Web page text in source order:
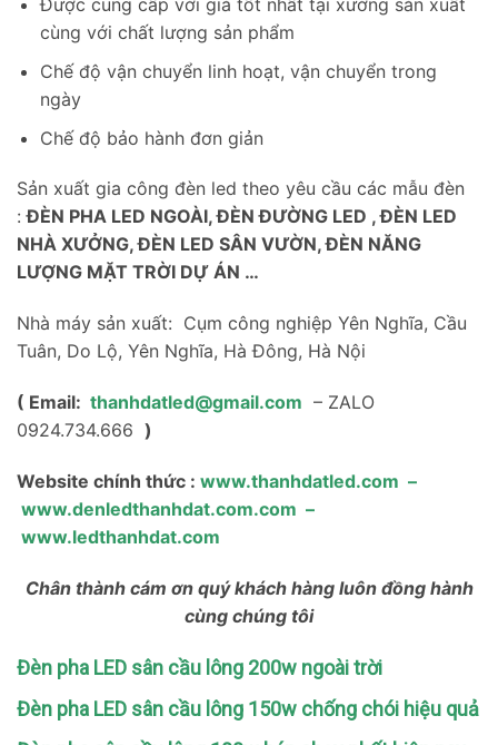
Được cung cấp với giá tốt nhất tại xưởng sản xuất
cùng với chất lượng sản phẩm
Chế độ vận chuyển linh hoạt, vận chuyển trong
ngày
Chế độ bảo hành đơn giản
Sản xuất gia công đèn led theo yêu cầu các mẫu đèn
:ĐÈN PHA LED NGOÀI, ĐÈN ĐƯỜNG LED , ĐÈN LED
NHÀ XƯỞNG, ĐÈN LED SÂN VƯỜN, ĐÈN NĂNG
LƯỢNG MẶT TRỜI DỰ ÁN …
Nhà máy sản xuất: Cụm công nghiệp Yên Nghĩa, Cầu
Tuân, Do Lộ, Yên Nghĩa, Hà Đông, Hà Nội
( Email: thanhdatled@gmail.com – ZALO
0924.734.666 )
Website chính thức : www.thanhdatled.com –
www.denledthanhdat.com.com –
www.ledthanhdat.com
Chân thành cám ơn quý khách hàng luôn đồng hành
cùng chúng tôi
Đèn pha LED sân cầu lông 200w ngoài trời
Đèn pha LED sân cầu lông 150w chống chói hiệu quả